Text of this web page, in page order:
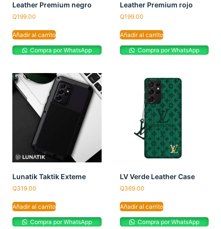
Leather Premium negro
Q199.00
Añadir al carrito
Compra por WhatsApp
Leather Premium rojo
Q199.00
Añadir al carrito
Compra por WhatsApp
Lunatik Taktik Exteme
Q319.00
Añadir al carrito
Compra por WhatsApp
LV Verde Leather Case
Q369.00
Añadir al carrito
Compra por WhatsApp